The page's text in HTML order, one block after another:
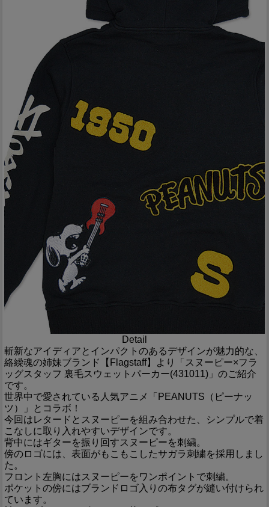
Detail
斬新なアイディアとインパクトのあるデザインが魅力的な、
絡繰魂の姉妹ブランド【Flagstaff】より「スヌーピー×フラ
ッグスタッフ 裏毛スウェットパーカー(431011)」のご紹介
です。
世界中で愛されている人気アニメ「PEANUTS（ピーナッ
ツ）」とコラボ！
今回はレタードとスヌーピーを組み合わせた、シンプルで着
こなしに取り入れやすいデザインです。
背中にはギターを振り回すスヌーピーを刺繍。
傍のロゴには、表面がもこもこしたサガラ刺繍を採用しまし
た。
フロント左胸にはスヌーピーをワンポイントで刺繍。
ポケットの傍にはブランドロゴ入りの布タグが縫い付けられ
ています。